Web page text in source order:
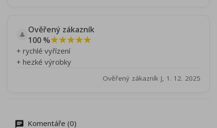
👤 Ověřený zákazník
100 %★★★★★
+ rychlé vyřízení
+ hezké výrobky
Ověřený zákazník J, 1. 12. 2025
Komentáře (0)